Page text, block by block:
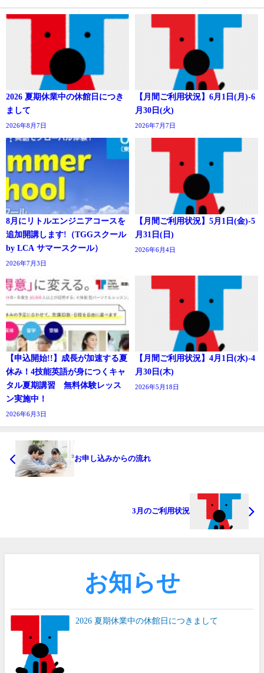
2026 夏期休業中の休館日につき
まして
2026年8月7日
【月間ご利用状況】6月1日(月)-6
月30日(火)
2026年7月7日
8月にリトルエンジニアコースを
追加開講します!（TGGスクール
by LCA サマースクール）
2026年7月3日
【月間ご利用状況】5月1日(金)-5
月31日(日)
2026年6月4日
【申込開始!!】成長が加速する夏
休み！4技能英語が身につくキャ
タル夏期講習 無料体験レッス
ン実施中！
2026年6月3日
【月間ご利用状況】4月1日(水)-4
月30日(木)
2026年5月18日
お申し込みからの流れ
3月のご利用状況
お知らせ
2026 夏期休業中の休館日につきまして